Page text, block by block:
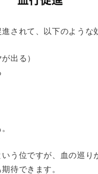
されて、以下のような
出る）
う位ですが、血の巡り
待できます。